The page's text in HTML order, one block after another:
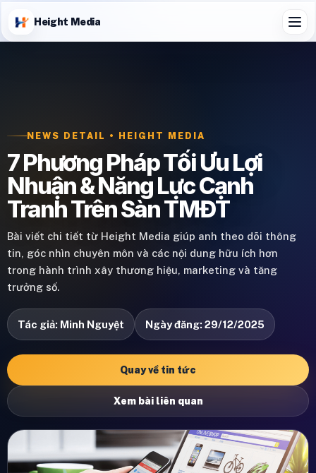
Height Media
NEWS DETAIL • HEIGHT MEDIA
7 Phương Pháp Tối Ưu Lợi
Nhuận & Năng Lực Cạnh
Tranh Trên Sàn TMĐT
Bài viết chi tiết từ Height Media giúp anh theo dõi thông
tin, góc nhìn chuyên môn và các nội dung hữu ích hơn
trong hành trình xây thương hiệu, marketing và tăng
trưởng số.
Tác giả: Minh Nguyệt Ngày đăng: 29/12/2025
Quay về tin tức
Xem bài liên quan